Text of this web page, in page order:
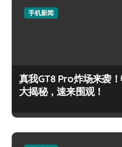
手机新闻
真我GT8 Pro炸场来袭
大揭秘，速来围观！